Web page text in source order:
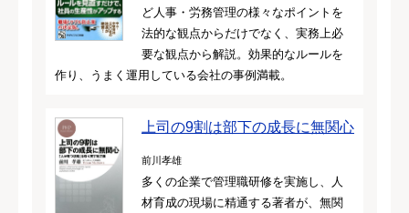
ど人事・労務管理の様々なポイントを
法的な観点からだけでなく、実務上必
要な観点から解説。効果的なルールを
作り、うまく運用している会社の事例満載。
上司の9割は部下の成長に無関心
前川孝雄
多くの企業で管理職研修を実施し、人
材育成の現場に精通する著者が、無関